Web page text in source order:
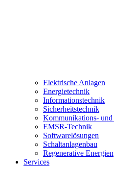
Elektrische Anlagen
Energietechnik
Informationstechnik
Sicherheitstechnik
Kommunikations-
EMSR-Technik
Softwarelösungen
Schaltanlagenbau
Regenerative Energien
Services